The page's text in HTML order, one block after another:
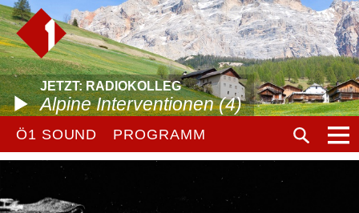
JETZT: RADIOKOLLEG
Alpine Interventionen (4)
Ö1 SOUND PROGRAMM